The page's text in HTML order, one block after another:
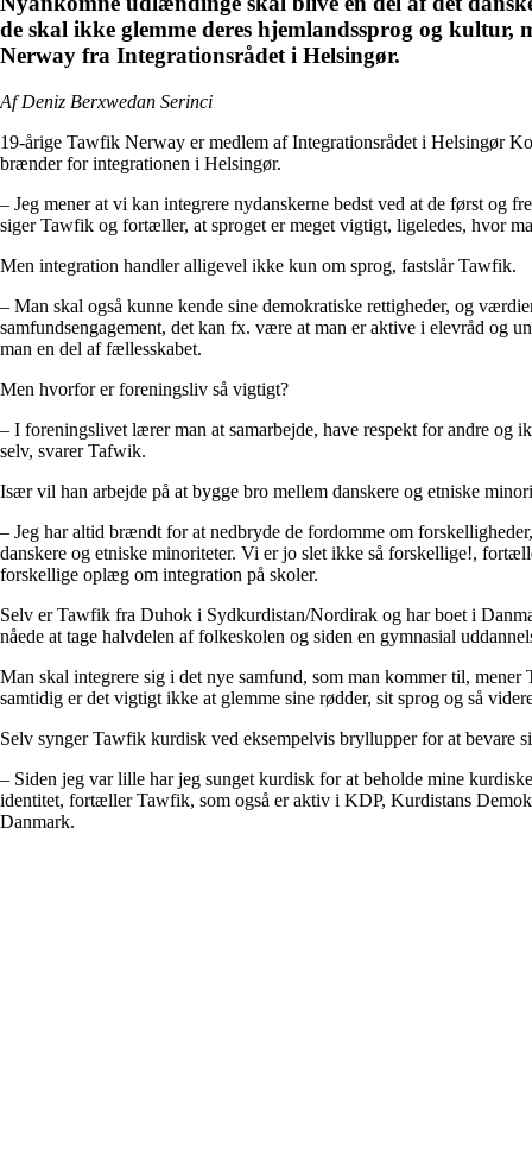
de skal ikke glemme deres hjemlandssprog og kultur,
Nerway fra Integrationsrådet i Helsingør.
Af Deniz Berxwedan Serinci
19-årige Tawfik Nerway er medlem af Integrationsrådet i Helsingør
brænder for integrationen i Helsingør.
– Jeg mener at vi kan integrere nydanskerne bedst ved at de først og
siger Tawfik og fortæller, at sproget er meget vigtigt, ligeledes, hvor
Men integration handler alligevel ikke kun om sprog, fastslår Tawfik.
– Man skal også kunne kende sine demokratiske rettigheder, og
samfundsengagement, det kan fx. være at man er aktive i elevråd og
man en del af fællesskabet.
Men hvorfor er foreningsliv så vigtigt?
– I foreningslivet lærer man at samarbejde, have respekt for andre og
selv, svarer Tafwik.
Især vil han arbejde på at bygge bro mellem danskere og etniske
– Jeg har altid brændt for at nedbryde de fordomme om
danskere og etniske minoriteter. Vi er jo slet ikke så forskellige!,
forskellige oplæg om integration på skoler.
Selv er Tawfik fra Duhok i Sydkurdistan/Nordirak og har boet i
nåede at tage halvdelen af folkeskolen og siden en gymnasial
Man skal integrere sig i det nye samfund, som man kommer til,
samtidig er det vigtigt ikke at glemme sine rødder, sit sprog og så
Selv synger Tawfik kurdisk ved eksempelvis bryllupper for at bevare
– Siden jeg var lille har jeg sunget kurdisk for at beholde mine
identitet, fortæller Tawfik, som også er aktiv i KDP, Kurdistans
Danmark.